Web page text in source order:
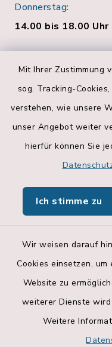
Mit Ihrer Zustimmung
sog. Tracking-
verstehen, wie unsere
unser Angebot weiter
hierfür können Sie
Ich stimme zu
Wir weisen darauf
Cookies einsetzen,
Website zu
weiterer Dienste
Weitere
Donnerstag:
14.00 bis 18.00 Uhr
Quicklinks
Landratsamt
Geoportal
Apps